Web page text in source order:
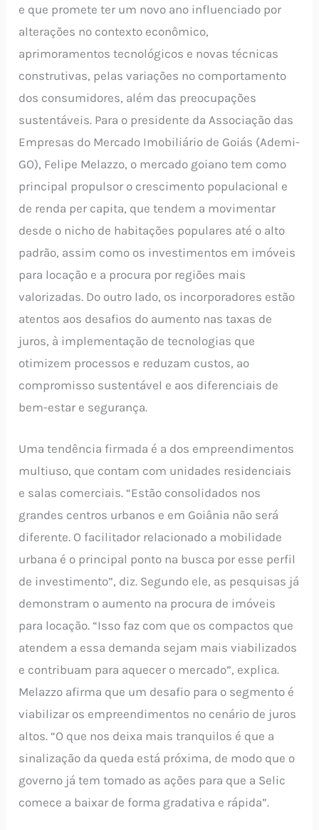
e que promete ter um novo ano influenciado por
alterações no contexto econômico,
aprimoramentos tecnológicos e novas técnicas
construtivas, pelas variações no comportamento
dos consumidores, além das preocupações
sustentáveis. Para o presidente da Associação das
Empresas do Mercado Imobiliário de Goiás (Ademi-
GO), Felipe Melazzo, o mercado goiano tem como
principal propulsor o crescimento populacional e
de renda per capita, que tendem a movimentar
desde o nicho de habitações populares até o alto
padrão, assim como os investimentos em imóveis
para locação e a procura por regiões mais
valorizadas. Do outro lado, os incorporadores estão
atentos aos desafios do aumento nas taxas de
juros, à implementação de tecnologias que
otimizem processos e reduzam custos, ao
compromisso sustentável e aos diferenciais de
bem-estar e segurança.
Uma tendência firmada é a dos empreendimentos
multiuso, que contam com unidades residenciais
e salas comerciais. “Estão consolidados nos
grandes centros urbanos e em Goiânia não será
diferente. O facilitador relacionado a mobilidade
urbana é o principal ponto na busca por esse perfil
de investimento”, diz. Segundo ele, as pesquisas já
demonstram o aumento na procura de imóveis
para locação. “Isso faz com que os compactos que
atendem a essa demanda sejam mais viabilizados
e contribuam para aquecer o mercado”, explica.
Melazzo afirma que um desafio para o segmento é
viabilizar os empreendimentos no cenário de juros
altos. “O que nos deixa mais tranquilos é que a
sinalização da queda está próxima, de modo que o
governo já tem tomado as ações para que a Selic
comece a baixar de forma gradativa e rápida”.